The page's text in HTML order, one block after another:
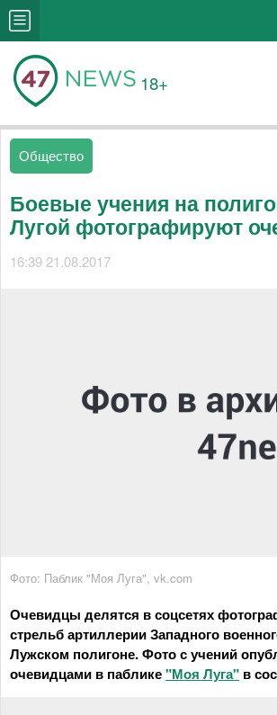
18+
Общество
Боевые учения на
Лугой фотографируют
16:39 21.08.2017
Фото: Паблик "Моя Луга", vk.com
Очевидцы делятся в соцсетях
стрельб артиллерии Западного
Лужском полигоне. Фото с учений
очевидцами в паблике"Моя Луга" в